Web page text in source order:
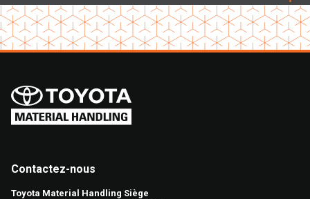
Contactez-nous
Toyota Material Handling Siège